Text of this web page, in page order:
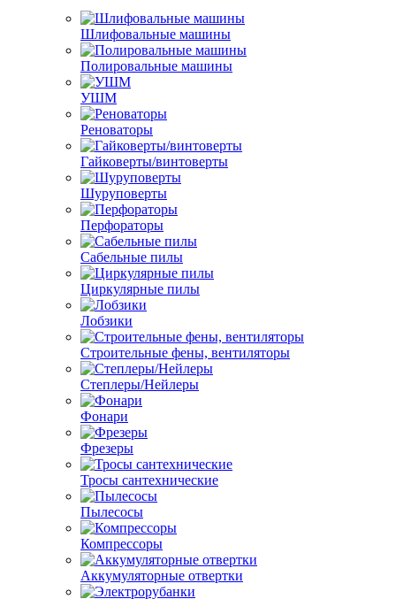
Шлифовальные машины
Полировальные машины
УШМ
Реноваторы
Гайковерты/винтоверты
Шуруповерты
Перфораторы
Сабельные пилы
Циркулярные пилы
Лобзики
Строительные фены, вентиляторы
Степлеры/Нейлеры
Фонари
Фрезеры
Тросы сантехнические
Пылесосы
Компрессоры
Аккумуляторные отвертки